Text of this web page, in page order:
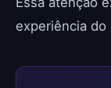
experiência